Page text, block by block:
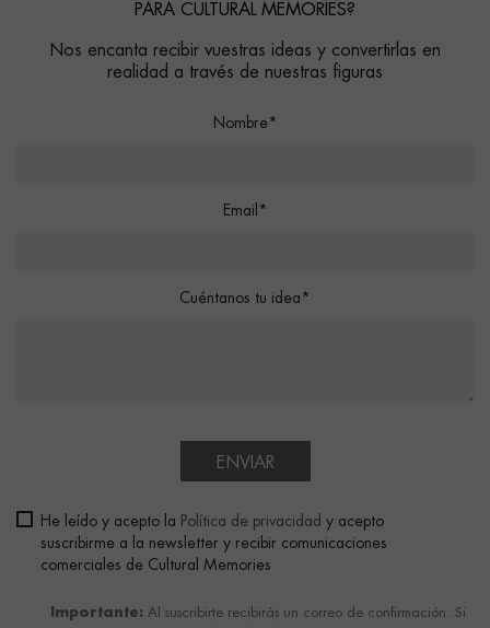
PARA CULTURAL MEMORIES?
Nos encanta recibir vuestras ideas y convertirlas en
realidad a través de nuestras figuras
Nombre*
Email*
Cuéntanos tu idea*
ENVIAR
He leído y acepto la Política de privacidad y acepto
suscribirme a la newsletter y recibir comunicaciones
comerciales de Cultural Memories
Importante: Al suscribirte recibirás un correo de confirmación. Si